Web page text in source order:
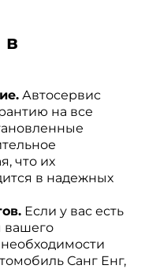
в
Автосервис
на все
что их
в надежных
Если у вас есть
вашего
Санг Енг,